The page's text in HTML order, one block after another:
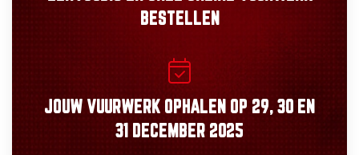
BESTELLEN
JOUW VUURWERK OPHALEN OP 29, 30 EN
31 DECEMBER 2025